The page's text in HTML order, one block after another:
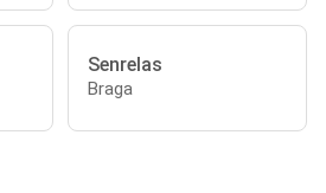
Senrelas
Braga